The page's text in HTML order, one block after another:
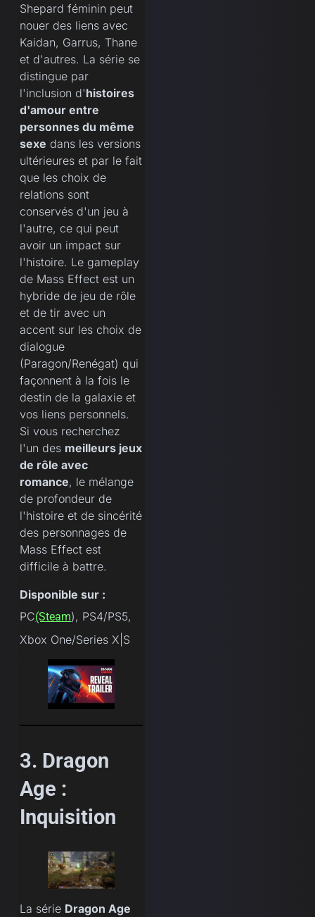
Shepard féminin peut
nouer des liens avec
Kaidan, Garrus, Thane
et d'autres. La série se
distingue par
l'inclusion d'histoires
d'amour entre
personnes du même
sexe dans les versions
ultérieures et par le fait
que les choix de
relations sont
conservés d'un jeu à
l'autre, ce qui peut
avoir un impact sur
l'histoire. Le gameplay
de Mass Effect est un
hybride de jeu de rôle
et de tir avec un
accent sur les choix de
dialogue
(Paragon/Renégat) qui
façonnent à la fois le
destin de la galaxie et
vos liens personnels.
Si vous recherchez
l'un des meilleurs jeux
de rôle avec
romance, le mélange
de profondeur de
l'histoire et de sincérité
des personnages de
Mass Effect est
difficile à battre.
Disponible sur :
PC(Steam), PS4/PS5,
Xbox One/Series X|S
3. Dragon
Age :
Inquisition
La série Dragon Age